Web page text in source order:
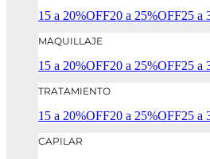
15 a 20%OFF20 a 25%OFF25 a
MAQUILLAJE
15 a 20%OFF20 a 25%OFF25 a
TRATAMIENTO
15 a 20%OFF20 a 25%OFF25 a
CAPILAR